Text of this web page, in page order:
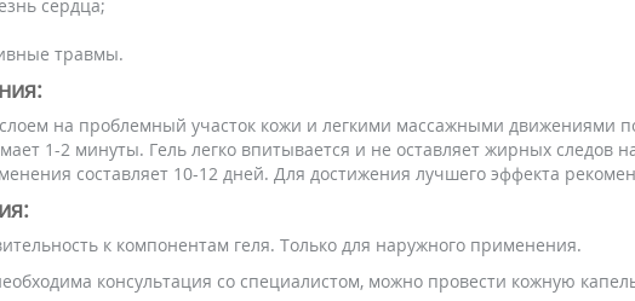
сердца;
травмы.
на проблемный участок кожи и легкими массажными движениями
1-2 минуты. Гель легко впитывается и не оставляет жирных следов
составляет 10-12 дней. Для достижения лучшего эффекта
к компонентам геля. Только для наружного применения.
консультация со специалистом, можно провести кожную